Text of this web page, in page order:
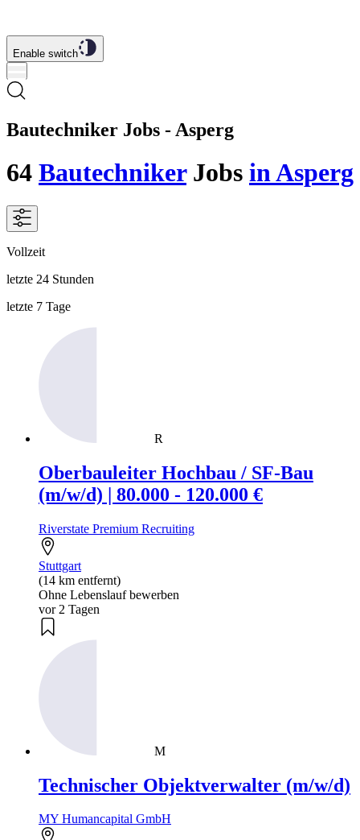
Enable switch
Bautechniker Jobs - Asperg
64 BautechnikerJobs in Asperg
Vollzeit
letzte 24 Stunden
letzte 7 Tage
R
Oberbauleiter Hochbau / SF-Bau
(m/w/d) | 80.000 - 120.000 €
Riverstate Premium Recruiting
Stuttgart
(14 km entfernt)
Ohne Lebenslauf bewerben
vor 2 Tagen
M
Technischer Objektverwalter (m/w/d)
MY Humancapital GmbH